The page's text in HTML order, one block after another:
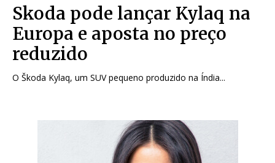
Skoda pode lançar Kylaq na
Europa e aposta no preço
reduzido
O Škoda Kylaq, um SUV pequeno produzido na Índia...